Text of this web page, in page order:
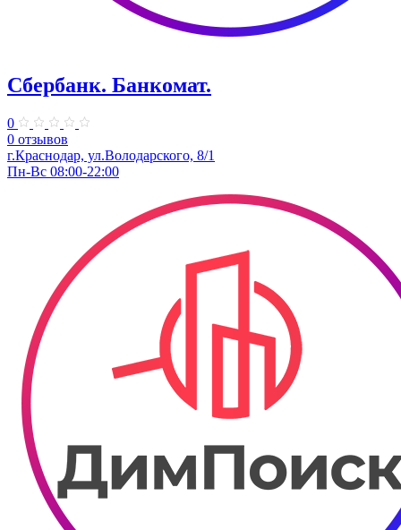
Сбербанк. Банкомат.
0
0 отзывов
​г.Краснодар, ул.​Володарского, 8/1
Пн-Вс 08:00-22:00